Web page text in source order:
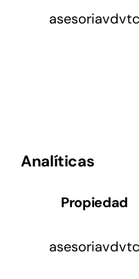
asesoriavdvtc
Analíticas
Propiedad
asesoriavdvtc